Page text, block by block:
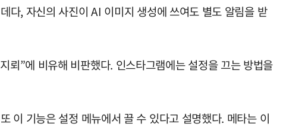
다, 자신의 사진이 AI 이미지 생성에 쓰여도 별도 알림을 받
뢰”에 비유해 비판했다. 인스타그램에는 설정을 끄는 방법을
이 기능은 설정 메뉴에서 끌 수 있다고 설명했다. 메타는 이